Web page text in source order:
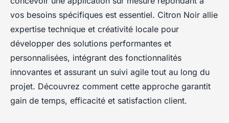
Montpellier : vos projets sur
mesure
Jules•19 septembre 2025•3 min de lecture
vos besoins spécifiques est essentiel. Citron Noir allie
expertise technique et créativité locale pour
développer des solutions performantes et
personnalisées, intégrant des fonctionnalités
innovantes et assurant un suivi agile tout au long du
projet. Découvrez comment cette approche garantit
gain de temps, efficacité et satisfaction client.